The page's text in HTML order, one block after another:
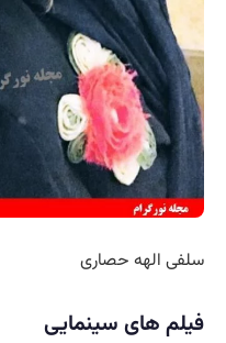
سلفی الهه حصاری
فیلم های سینمایی